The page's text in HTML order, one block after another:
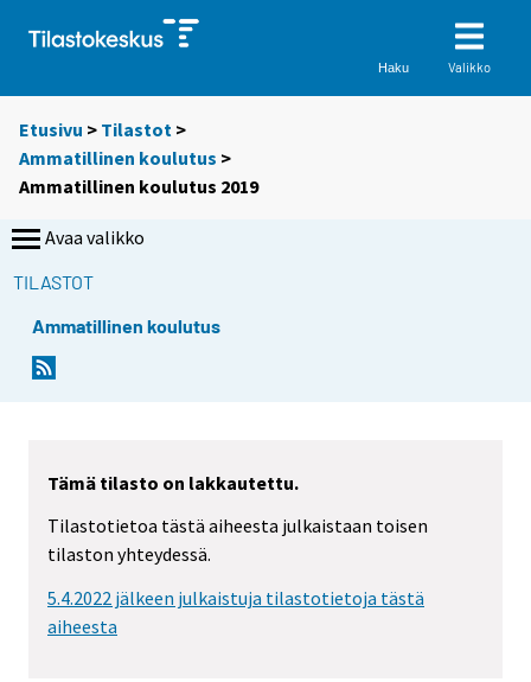
Haku Valikko
Etusivu > Tilastot >
Ammatillinen koulutus >
Ammatillinen koulutus 2019
Avaa valikko
TILASTOT
Ammatillinen koulutus
Tämä tilasto on lakkautettu.
Tilastotietoa tästä aiheesta julkaistaan toisen
tilaston yhteydessä.
5.4.2022 jälkeen julkaistuja tilastotietoja tästä
aiheesta